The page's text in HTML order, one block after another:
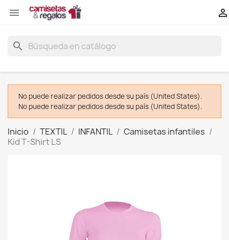
 
search
No puede realizar pedidos desde su país (United States).
No puede realizar pedidos desde su país (United States).
Inicio TEXTIL INFANTIL
Camisetas infantiles
Kid T-Shirt LS